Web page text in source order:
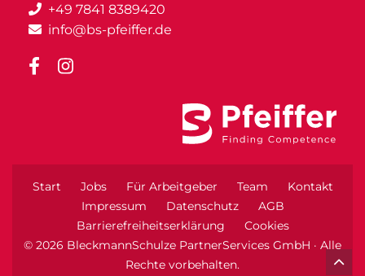
+49 7841 8389420
info@bs-pfeiffer.de
Start Jobs Für Arbeitgeber Team
Kontakt
Impressum
Datenschutz
AGB
Barrierefreiheitserklärung
Cookies
© 2026 BleckmannSchulze PartnerServices GmbH · Alle
Rechte vorbehalten.